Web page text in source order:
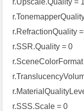
r.Upscale.Quality = 1
r.RefractionQuality
r.SSR.Quality = 0
r.SSS.Scale = 0